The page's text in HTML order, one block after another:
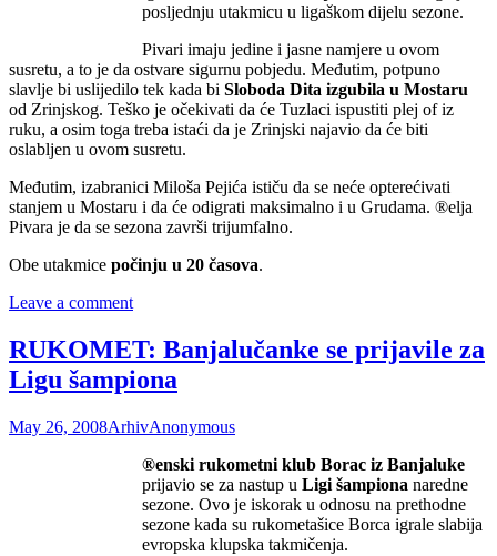
posljednju utakmicu u ligaškom dijelu sezone.
Pivari imaju jedine i jasne namjere u ovom
susretu, a to je da ostvare sigurnu pobjedu. Međutim, potpuno
slavlje bi uslijedilo tek kada bi Sloboda Dita izgubila u Mostaru
od Zrinjskog. Teško je očekivati da će Tuzlaci ispustiti plej of iz
ruku, a osim toga treba istaći da je Zrinjski najavio da će biti
oslabljen u ovom susretu.
Međutim, izabranici Miloša Pejića ističu da se neće opterećivati
stanjem u Mostaru i da će odigrati maksimalno i u Grudama. ®elja
Pivara je da se sezona završi trijumfalno.
Obe utakmice počinju u 20 časova.
Leave a comment
RUKOMET: Banjalučanke se prijavile za
Ligu šampiona
May 26, 2008ArhivAnonymous
®enski rukometni klub Borac iz Banjaluke
prijavio se za nastup u Ligi šampiona naredne
sezone. Ovo je iskorak u odnosu na prethodne
sezone kada su rukometašice Borca igrale slabija
evropska klupska takmičenja.